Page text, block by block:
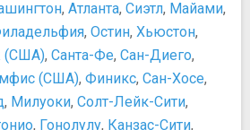
, Атланта, Сиэтл, Майами,
, Остин, Хьюстон,
(США), Санта-Фе, Сан-Диего,
(США), Финикс, Сан-Хосе,
, Милуоки, Солт-Лейк-Сити,
, Гонолулу, Канзас-Сити,